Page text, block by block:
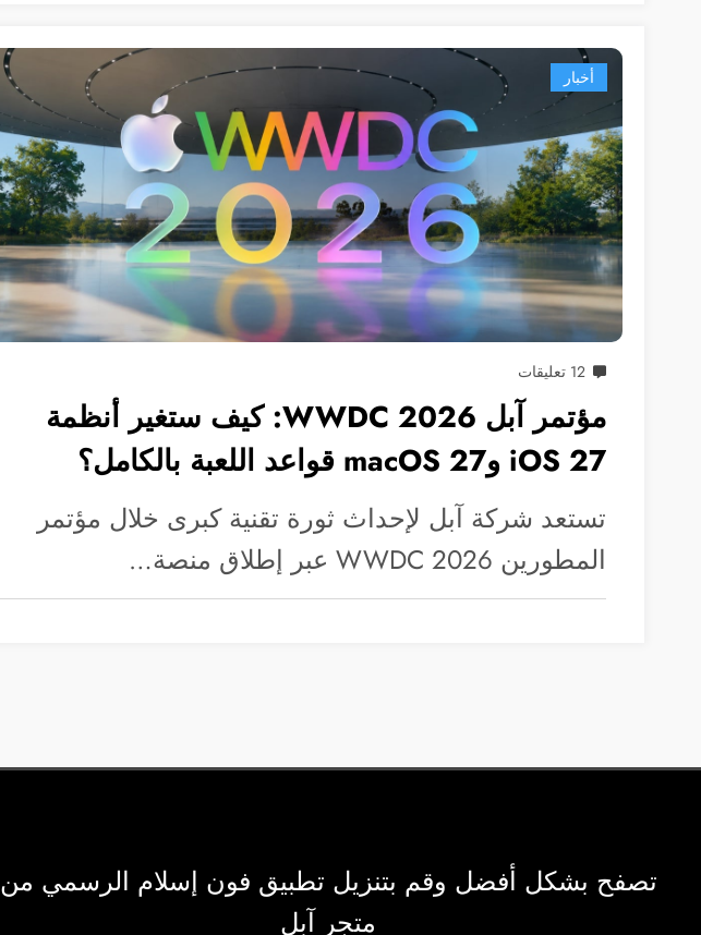
أخبار
12 تعليقات
مؤتمر آبل WWDC 2026: كيف ستغير أنظمة
iOS 27 وmacOS 27 قواعد اللعبة بالكامل؟
تستعد شركة آبل لإحداث ثورة تقنية كبرى خلال مؤتمر
المطورين WWDC 2026 عبر إطلاق منصة…
تصفح بشكل أفضل وقم بتنزيل تطبيق فون إسلام الرسمي من
متجر آبل